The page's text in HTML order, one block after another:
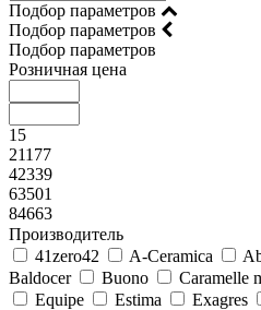
Подбор параметров
Подбор параметров
Подбор параметров
Розничная цена
15
21177
42339
63501
84663
Производитель
41zero42
A-Ceramica
Baldocer
Buono Caramelle
Equipe
Estima Exagres